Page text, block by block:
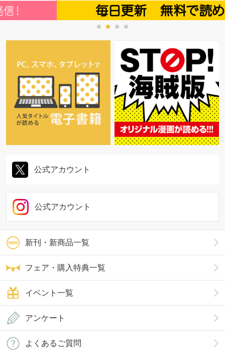
新刊・新商品一覧
フェア・購入特典一覧
イベント一覧
公式アカウント
公式アカウント
アンケート
よくあるご質問